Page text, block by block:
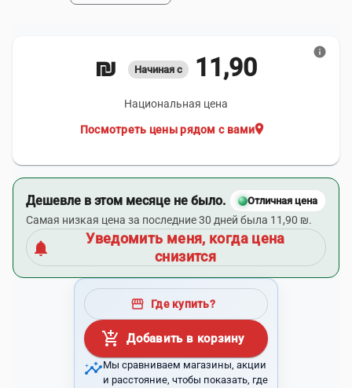
Начиная с 11,90 ₪
Национальная цена
location_on
Посмотреть цены рядом с вами
info
Дешевле в этом месяце не было. Отличная цена
Самая низкая цена за последние 30 дней была 11,90 ₪.
notifications
Уведомить меня, когда цена
снизится
storefront Где купить?
add_shopping_cart Добавить в корзину
insightsМы сравниваем магазины, акции
и расстояние, чтобы показать, где